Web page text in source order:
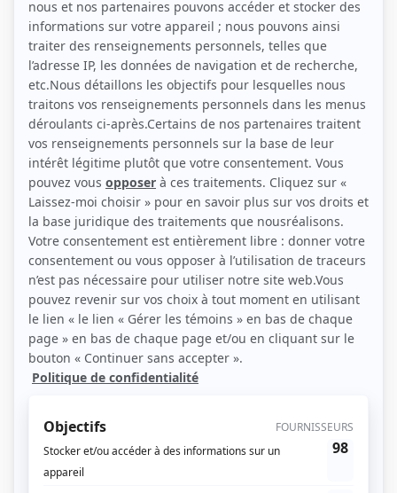
(Photo: Agence Sonia Gagnon)
Liens
Fiche de Laurence Hamelin sur Showbizz.net
Personnages